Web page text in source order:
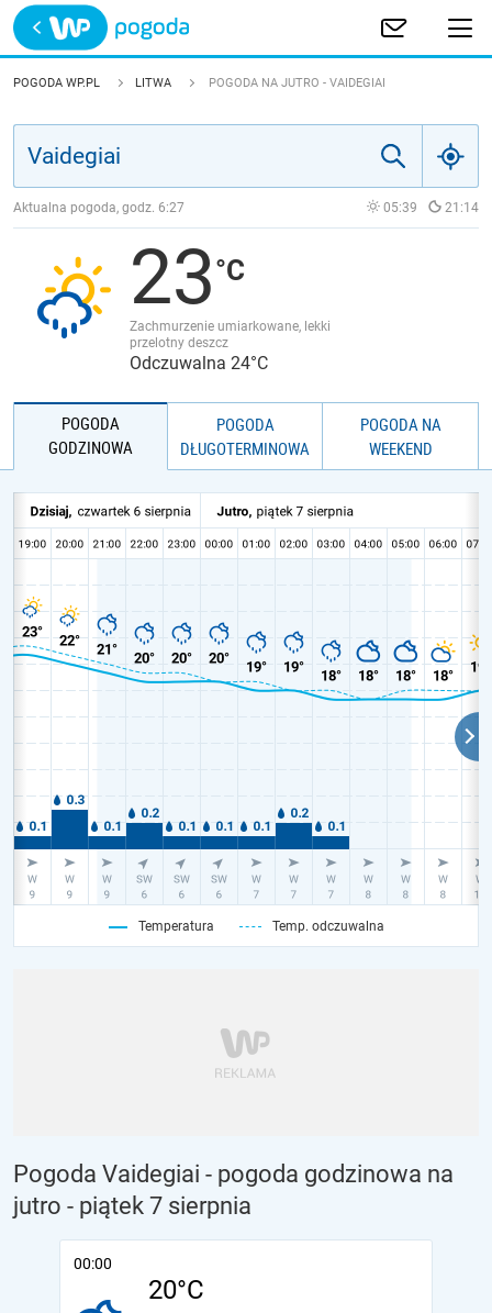
Trwa ładowanie
POLSKA
JAKOŚĆ POWIETRZA
POGODA WP.PL LITWA POGODA NA JUTRO - VAIDEGIAI
Aktualna pogoda, godz. 6:27 05:39 21:14
23
Zachmurzenie umiarkowane, lekki
przelotny deszcz
Odczuwalna 24°C
POGODA
GODZINOWA
POGODA
DŁUGOTERMINOWA
POGODA NA
WEEKEND
Temperatura Temp. odczuwalna
Pogoda Vaidegiai - pogoda godzinowa na
jutro - piątek 7 sierpnia
00:00
20°C